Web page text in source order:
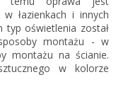
łazienkach i innych
typ oświetlenia został
montażu - w
montażu na ścianie.
w kolorze